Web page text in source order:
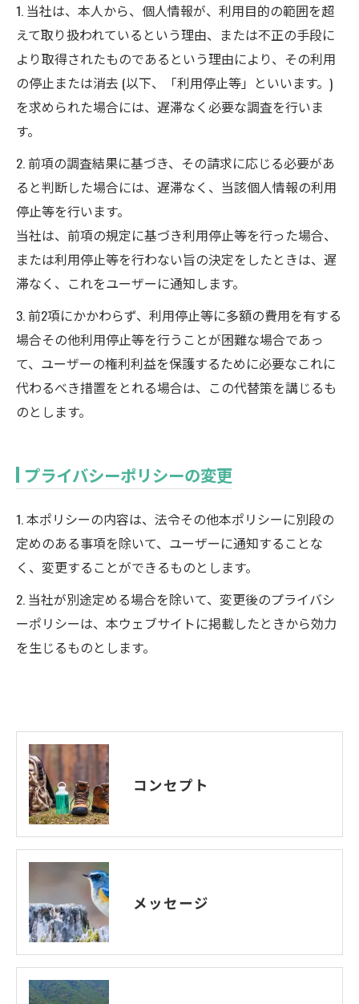
1. 当社は、本人から、個人情報が、利用目的の範囲を超
えて取り扱われているという理由、または不正の手段に
より取得されたものであるという理由により、その利用
の停止または消去 (以下、「利用停止等」といいます。)
を求められた場合には、遅滞なく必要な調査を行いま
す。
2. 前項の調査結果に基づき、その請求に応じる必要があ
ると判断した場合には、遅滞なく、当該個人情報の利用
停止等を行います。
当社は、前項の規定に基づき利用停止等を行った場合、
または利用停止等を行わない旨の決定をしたときは、遅
滞なく、これをユーザーに通知します。
3. 前2項にかかわらず、利用停止等に多額の費用を有する
場合その他利用停止等を行うことが困難な場合であっ
て、ユーザーの権利利益を保護するために必要なこれに
代わるべき措置をとれる場合は、この代替策を講じるも
のとします。
プライバシーポリシーの変更
1. 本ポリシーの内容は、法令その他本ポリシーに別段の
定めのある事項を除いて、ユーザーに通知することな
く、変更することができるものとします。
2. 当社が別途定める場合を除いて、変更後のプライバシ
ーポリシーは、本ウェブサイトに掲載したときから効力
を生じるものとします。
コンセプト
メッセージ